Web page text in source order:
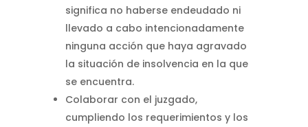
significa no haberse endeudado ni
llevado a cabo intencionadamente
ninguna acción que haya agravado
la situación de insolvencia en la que
se encuentra.
Colaborar con el juzgado,
cumpliendo los requerimientos y los